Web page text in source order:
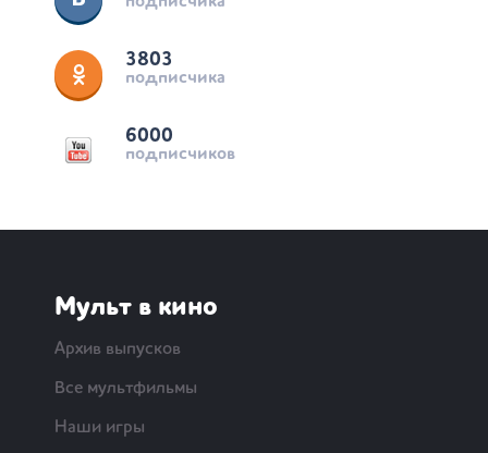
3803
подписчика
6000
подписчиков
Мульт в кино
Архив выпусков
Все мультфильмы
Наши игры